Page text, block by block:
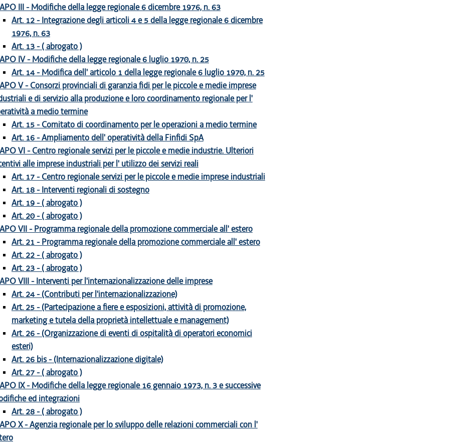
III - Modifiche della legge regionale 6 dicembre 1976, n. 63
Art. 12 - Integrazione degli articoli 4 e 5 della legge regionale 6 dicembre
1976, n. 63
Art. 13 - ( abrogato )
IV - Modifiche della legge regionale 6 luglio 1970, n. 25
Art. 14 - Modifica dell' articolo 1 della legge regionale 6 luglio 1970, n. 25
V - Consorzi provinciali di garanzia fidi per le piccole e medie imprese
e di servizio alla produzione e loro coordinamento regionale per l'
a medio termine
Art. 15 - Comitato di coordinamento per le operazioni a medio termine
Art. 16 - Ampliamento dell' operatività della Finfidi SpA
VI - Centro regionale servizi per le piccole e medie industrie. Ulteriori
alle imprese industriali per l' utilizzo dei servizi reali
Art. 17 - Centro regionale servizi per le piccole e medie imprese industriali
Art. 18 - Interventi regionali di sostegno
Art. 19 - ( abrogato )
Art. 20 - ( abrogato )
VII - Programma regionale della promozione commerciale all' estero
Art. 21 - Programma regionale della promozione commerciale all' estero
Art. 22 - ( abrogato )
Art. 23 - ( abrogato )
VIII - Interventi per l'internazionalizzazione delle imprese
Art. 24 - (Contributi per l'internazionalizzazione)
Art. 25 - (Partecipazione a fiere e esposizioni, attività di promozione,
marketing e tutela della proprietà intellettuale e management)
Art. 26 - (Organizzazione di eventi di ospitalità di operatori economici
esteri)
Art. 26 bis - (Internazionalizzazione digitale)
Art. 27 - ( abrogato )
IX - Modifiche della legge regionale 16 gennaio 1973, n. 3 e successive
ed integrazioni
Art. 28 - ( abrogato )
X - Agenzia regionale per lo sviluppo delle relazioni commerciali con l'